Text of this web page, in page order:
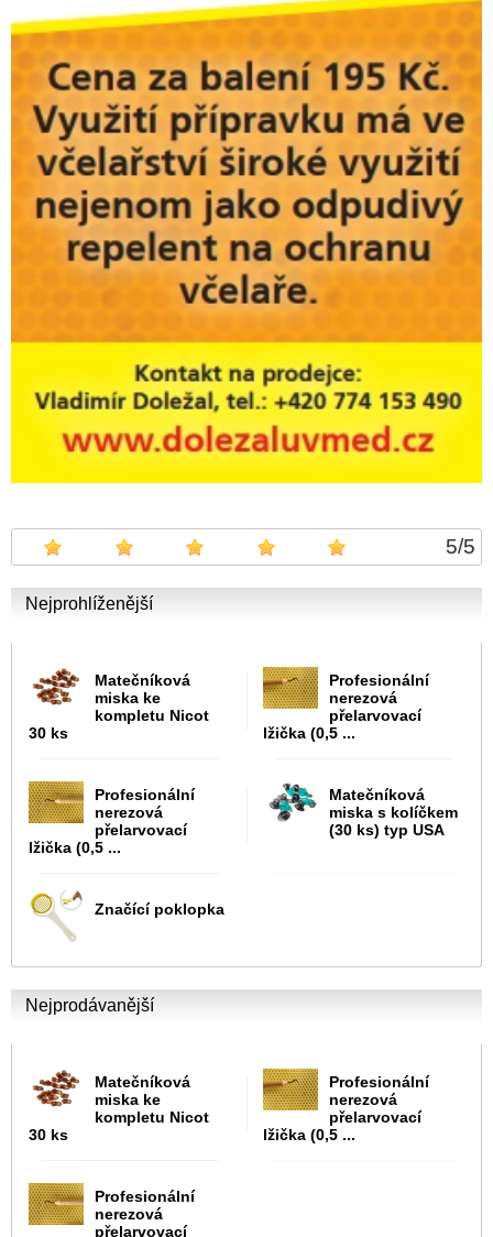
5/5
Nejprohlíženější
Matečníková
miska ke
kompletu Nicot
30 ks
Profesionální
nerezová
přelarvovací
lžička (0,5 ...
Profesionální
nerezová
přelarvovací
lžička (0,5 ...
Matečníková
miska s kolíčkem
(30 ks) typ USA
Značící poklopka
Nejprodávanější
Matečníková
miska ke
kompletu Nicot
30 ks
Profesionální
nerezová
přelarvovací
lžička (0,5 ...
Profesionální
nerezová
přelarvovací